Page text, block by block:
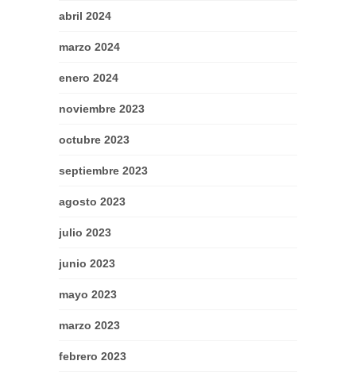
abril 2024
marzo 2024
enero 2024
noviembre 2023
octubre 2023
septiembre 2023
agosto 2023
julio 2023
junio 2023
mayo 2023
marzo 2023
febrero 2023